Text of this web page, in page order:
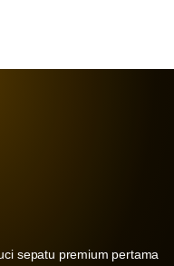
sepatu premium pertama